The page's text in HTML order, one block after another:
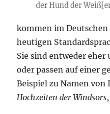
der Hund der
kommen im
heutigen
Sie sind entweder eher
oder passen auf einer
Beispiel zu Namen von
Hochzeiten der Windsors